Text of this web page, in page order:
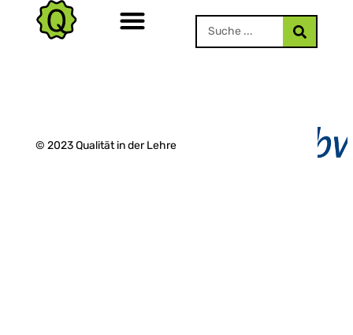
© 2023 Qualität in der Lehre